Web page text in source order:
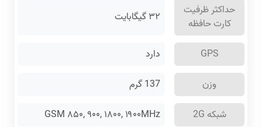
حداکثر ظرفیت
کارت حافظه
۳۲ گیگابایت
GPS
دارد
وزن
137 گرم
شبکه 2G
GSM ۸۵۰, ۹۰۰, ۱۸۰۰, ۱۹۰۰MHz